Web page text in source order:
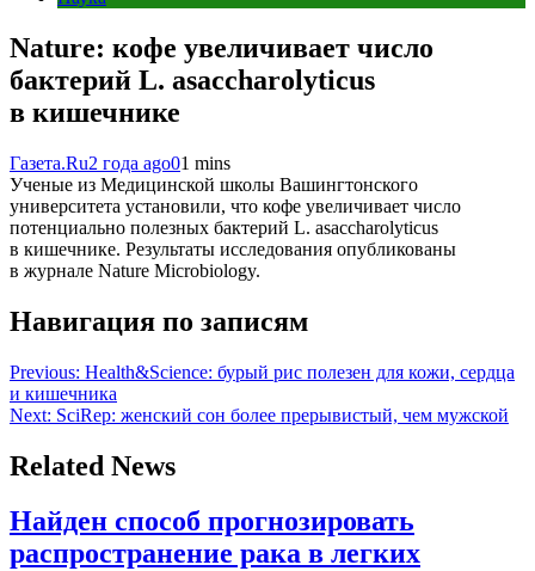
Nature: кофе увеличивает число
бактерий L. asaccharolyticus
в кишечнике
Газета.Ru2 года ago01 mins
Ученые из Медицинской школы Вашингтонского
университета установили, что кофе увеличивает число
потенциально полезных бактерий L. asaccharolyticus
в кишечнике. Результаты исследования опубликованы
в журнале Nature Microbiology.
Навигация по записям
Previous: Health&Science: бурый рис полезен для кожи, сердца
и кишечника
Next: SciRep: женский сон более прерывистый, чем мужской
Related News
Найден способ прогнозировать
распространение рака в легких